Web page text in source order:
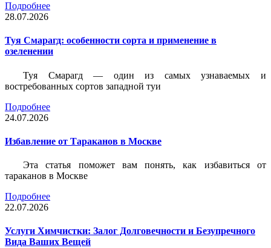
Подробнее
28.07.2026
Туя Смарагд: особенности сорта и применение в
озеленении
Туя Смарагд — один из самых узнаваемых и
востребованных сортов западной туи
Подробнее
24.07.2026
Избавление от Тараканов в Москве
Эта статья поможет вам понять, как избавиться от
тараканов в Москве
Подробнее
22.07.2026
Услуги Химчистки: Залог Долговечности и Безупречного
Вида Ваших Вещей